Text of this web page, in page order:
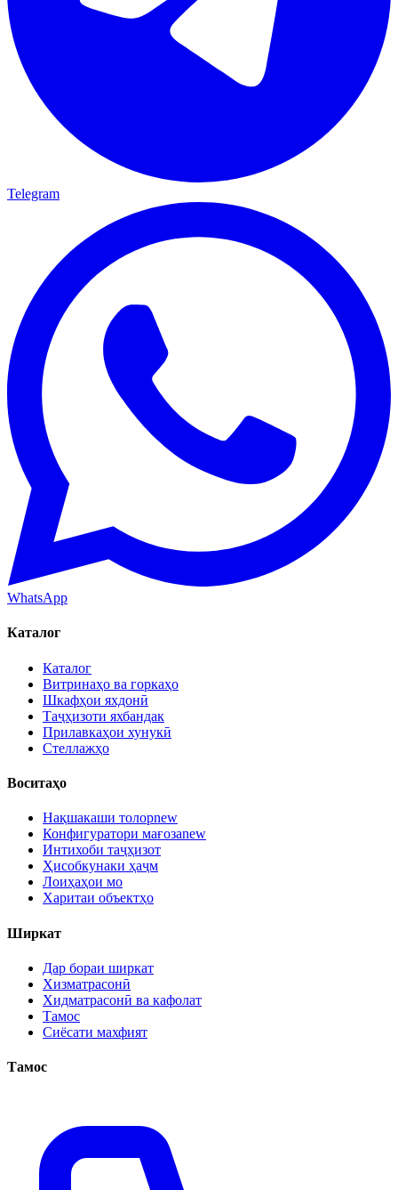
Telegram
WhatsApp
Каталог
Каталог
Витринаҳо ва горкаҳо
Шкафҳои яхдонӣ
Таҷҳизоти яхбандак
Прилавкаҳои хунукӣ
Стеллажҳо
Воситаҳо
Нақшакаши толорnew
Конфигуратори мағозаnew
Интихоби таҷҳизот
Ҳисобкунаки ҳаҷм
Лоиҳаҳои мо
Харитаи объектҳо
Ширкат
Дар бораи ширкат
Хизматрасонӣ
Хидматрасонӣ ва кафолат
Тамос
Сиёсати махфият
Тамос